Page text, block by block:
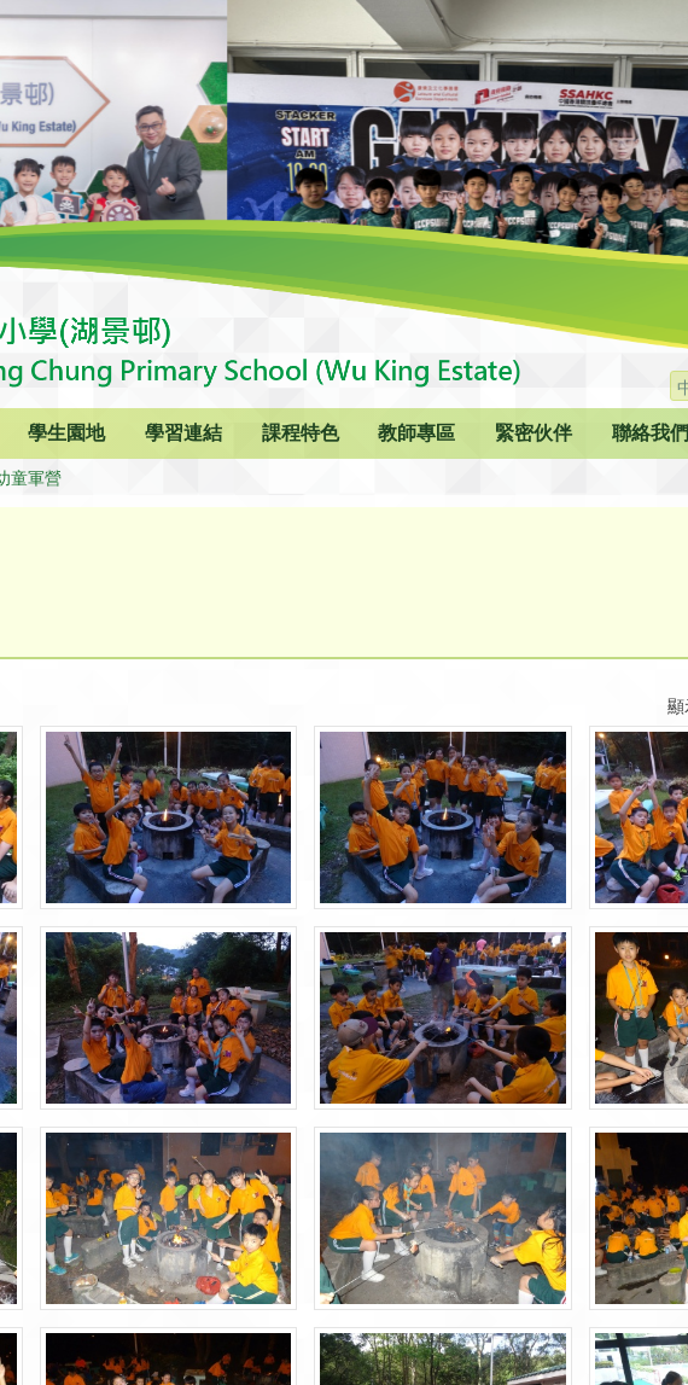
學生園地 學習連結 課程特色 教師專區 緊密伙伴 聯絡我們
童軍營
顯